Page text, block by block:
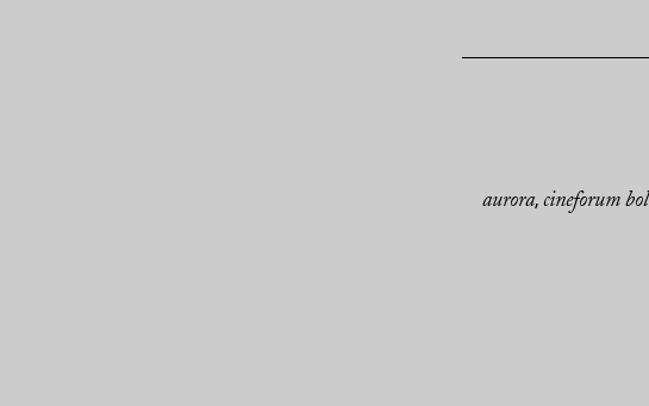
aurora, cineforum